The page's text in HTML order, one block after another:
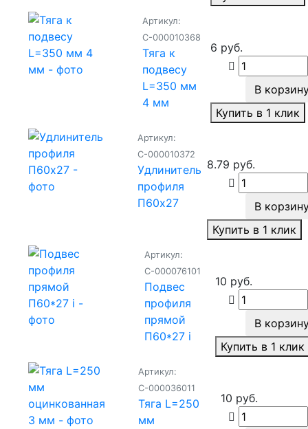
Артикул:
С-000010368
Тяга к
подвесу
L=350 мм
4 мм
6 руб.
В
Купить в 1 клик
Артикул:
С-000010372
Удлинитель
профиля
П60х27
8.79 руб.
В
Купить в 1 клик
Артикул:
С-000076101
Подвес
профиля
прямой
П60*27 i
10 руб.
В
Купить в 1 клик
Артикул:
С-000036011
Тяга L=250
мм
10 руб.